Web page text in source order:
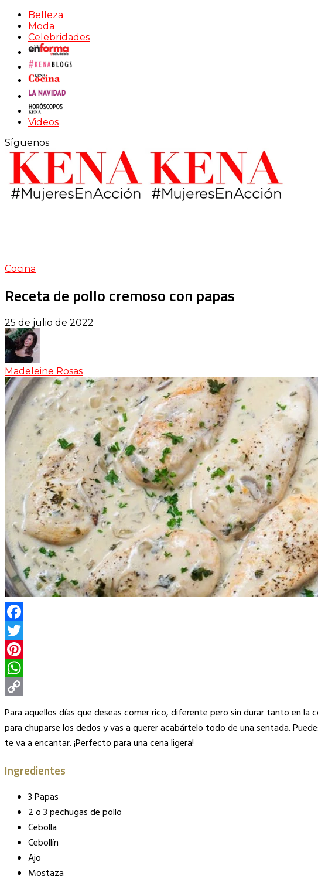
Belleza
Moda
Celebridades
Videos
Síguenos
Cocina
Receta de pollo cremoso con papas
25 de julio de 2022
Madeleine Rosas
Facebook
Twitter
Pinterest
WhatsApp
Copy
Link
Para aquellos días que deseas comer rico, diferente pero sin durar tanto en
para chuparse los dedos y vas a querer acabártelo todo de una sentada.
te va a encantar. ¡Perfecto para una cena ligera!
Ingredientes
3 Papas
2 o 3 pechugas de pollo
Cebolla
Cebollín
Ajo